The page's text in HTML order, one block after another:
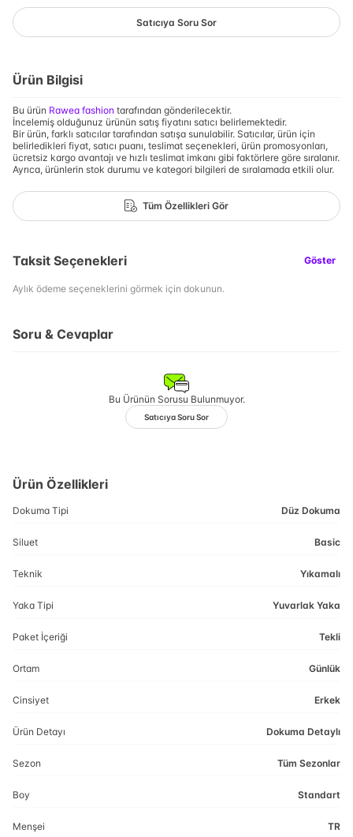
Satıcıya Soru Sor
Ürün Bilgisi
Bu ürün Rawea fashion tarafından gönderilecektir.
İncelemiş olduğunuz ürünün satış fiyatını satıcı belirlemektedir.
Bir ürün, farklı satıcılar tarafından satışa sunulabilir. Satıcılar, ürün için
belirledikleri fiyat, satıcı puanı, teslimat seçenekleri, ürün promosyonları,
ücretsiz kargo avantajı ve hızlı teslimat imkanı gibi faktörlere göre sıralanır.
Ayrıca, ürünlerin stok durumu ve kategori bilgileri de sıralamada etkili olur.
Tüm Özellikleri Gör
Taksit Seçenekleri Göster
Aylık ödeme seçeneklerini görmek için dokunun.
Soru & Cevaplar
Bu Ürünün Sorusu Bulunmuyor.
Satıcıya Soru Sor
Ürün Özellikleri
Dokuma Tipi Düz Dokuma
Siluet Basic
Teknik Yıkamalı
Yaka Tipi Yuvarlak Yaka
Paket İçeriği Tekli
Ortam Günlük
Cinsiyet Erkek
Ürün Detayı Dokuma Detaylı
Sezon Tüm Sezonlar
Boy Standart
Menşei TR